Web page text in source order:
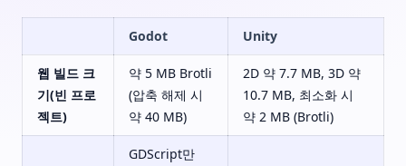
Godot Unity
웹 빌드 크
기(빈 프로
젝트)
약 5 MB Brotli
(압축 해제 시
약 40 MB)
2D 약 7.7 MB, 3D 약
10.7 MB, 최소화 시
약 2 MB (Brotli)
GDScript만